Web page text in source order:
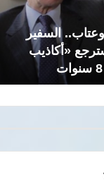
السفير
«أكاذيب